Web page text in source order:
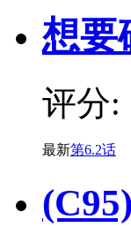
想要
评分:
最新第6.2话